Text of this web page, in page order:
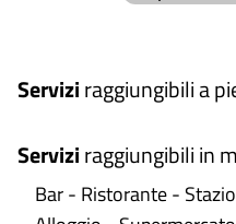
Serviziraggiungibili a
Serviziraggiungibili in
Bar - Ristorante -